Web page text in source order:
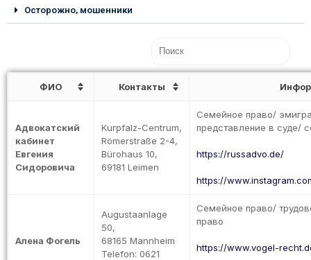
Осторожно, мошенники
ФИО Контакты
Адвокатский
кабинет
Евгения
Сидоровича
Kurpfalz-Centrum,
Römerstraße 2-4,
Bürohaus 10,
69181 Leimen
Семейное право/
представление в суде/
https://russadvo.de/
https://
Алена Фогель
Augustaanlage
50,
68165 Mannheim
Telefon: 0621
Семейное право/
право
https://www.vogel-